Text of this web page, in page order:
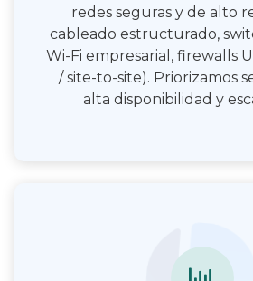
redes seguras y de alto
cableado estructurado,
Wi-Fi empresarial, firewalls
/ site-to-site). Priorizamos
alta disponibilidad y